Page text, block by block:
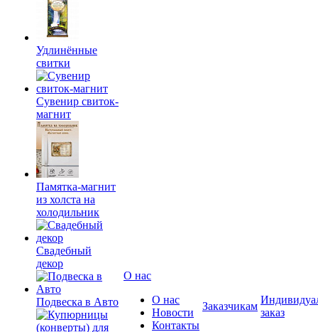
Удлинённые
свитки
Сувенир свиток-
магнит
Памятка-магнит
из холста на
холодильник
Свадебный
декор
Подвеска в Авто
О нас
О нас
Новости
Контакты
Заказчикам
заказ